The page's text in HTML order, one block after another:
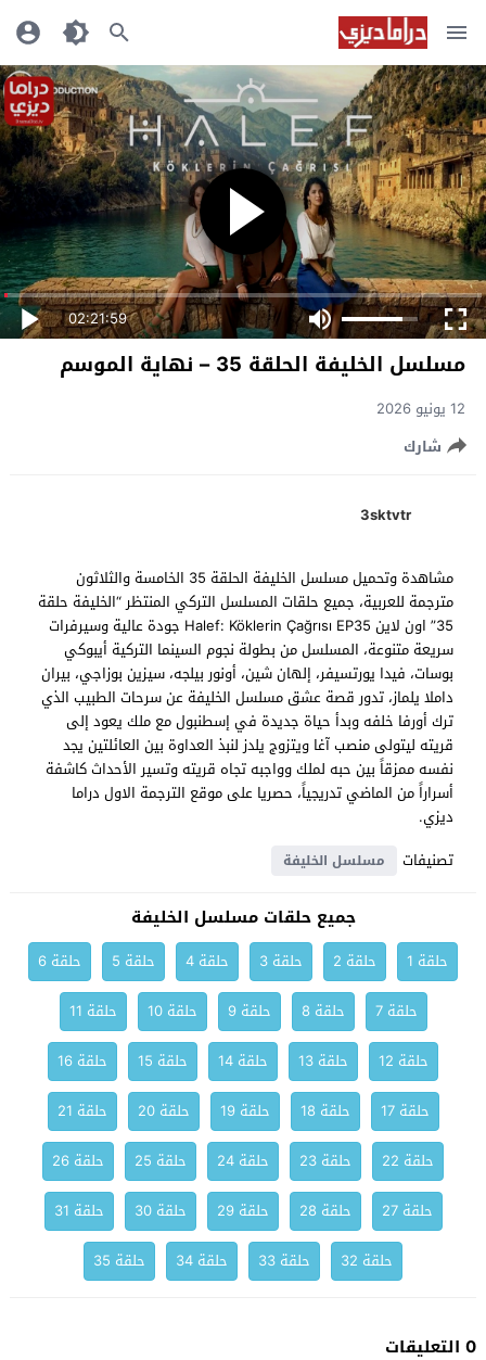
02:21:59
مسلسل الخليفة الحلقة 35 – نهاية الموسم
12 يونيو 2026
شارك
3sktvtr
مشاهدة وتحميل مسلسل الخليفة الحلقة 35 الخامسة والثلاثون
مترجمة للعربية، جميع حلقات المسلسل التركي المنتظر “الخليفة حلقة
35” اون لاين Halef: Köklerin Çağrısı EP35 جودة عالية وسيرفرات
سريعة متنوعة، المسلسل من بطولة نجوم السينما التركية أيبوكي
بوسات، فيدا يورتسيفر، إلهان شين، أونور بيلجه، سيزين بوزاجي، بيران
داملا يلماز، تدور قصة عشق مسلسل الخليفة عن سرحات الطبيب الذي
ترك أورفا خلفه وبدأ حياة جديدة في إسطنبول مع ملك يعود إلى
قريته ليتولى منصب آغا ويتزوج يلدز لنبذ العداوة بين العائلتين يجد
نفسه ممزقاً بين حبه لملك وواجبه تجاه قريته وتسير الأحداث كاشفة
أسراراً من الماضي تدريجياً، حصريا على موقع الترجمة الاول دراما
ديزي.
تصنيفات
مسلسل الخليفة
جميع حلقات مسلسل الخليفة
حلقة 1 حلقة 2 حلقة 3 حلقة 4 حلقة 5
حلقة 6
حلقة 7
حلقة 8 حلقة 9 حلقة 10
حلقة 11
حلقة 12
حلقة 13 حلقة 14 حلقة 15
حلقة 16
حلقة 17
حلقة 18 حلقة 19 حلقة 20
حلقة 21
حلقة 22
حلقة 23 حلقة 24 حلقة 25
حلقة 26
حلقة 27
حلقة 28 حلقة 29 حلقة 30
حلقة 31
حلقة 32
حلقة 33 حلقة 34 حلقة 35
0 التعليقات